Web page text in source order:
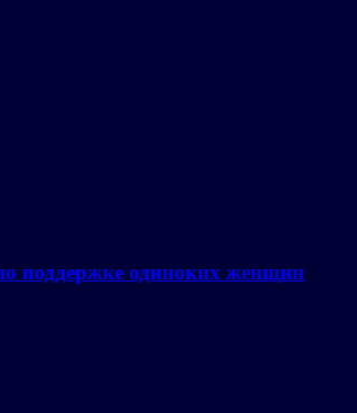
поддержке одиноких женщин